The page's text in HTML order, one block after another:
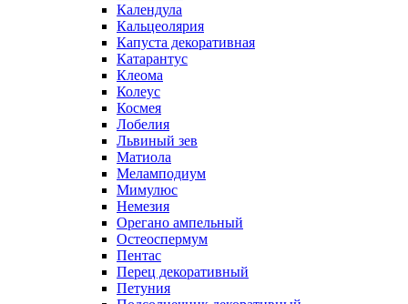
Календула
Кальцеолярия
Капуста декоративная
Катарантус
Клеома
Колеус
Космея
Лобелия
Львиный зев
Матиола
Меламподиум
Мимулюс
Немезия
Орегано ампельный
Остеоспермум
Пентас
Перец декоративный
Петуния